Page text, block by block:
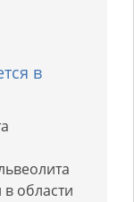
в
области